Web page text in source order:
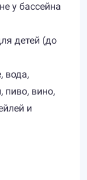
у бассейна
детей (до
вода,
пиво, вино,
и